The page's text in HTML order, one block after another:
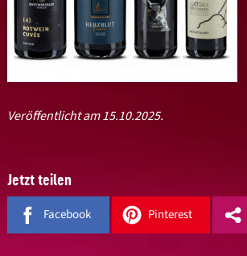
Veröffentlicht am 15.10.2025.
Jetzt teilen
Facebook Pinterest